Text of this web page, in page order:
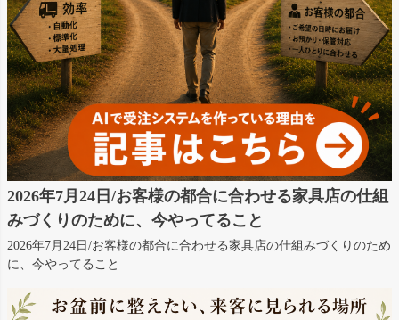
2026年7月24日/お客様の都合に合わせる家具店の仕組
みづくりのために、今やってること
2026年7月24日/お客様の都合に合わせる家具店の仕組みづくりのため
に、今やってること